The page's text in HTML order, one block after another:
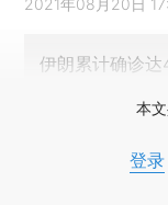
2021年08月20日
伊朗累计确诊
本
登录